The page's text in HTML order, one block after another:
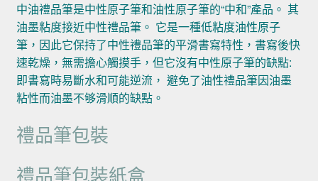
中油禮品筆是中性原子筆和油性原子筆的“中和”產品。 其
油墨粘度接近中性禮品筆。 它是一種低粘度油性原子
筆，因此它保持了中性禮品筆的平滑書寫特性，書寫後快
速乾燥，無需擔心觸摸手，但它沒有中性原子筆的缺點:
即書寫時易斷水和可能逆流， 避免了油性禮品筆因油墨
粘性而油墨不够滑順的缺點。
禮品筆包裝
禮品筆包裝紙盒